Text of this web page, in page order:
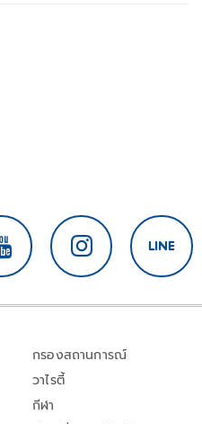
กรองสถานการณ์
วาไรตี้
กีฬา